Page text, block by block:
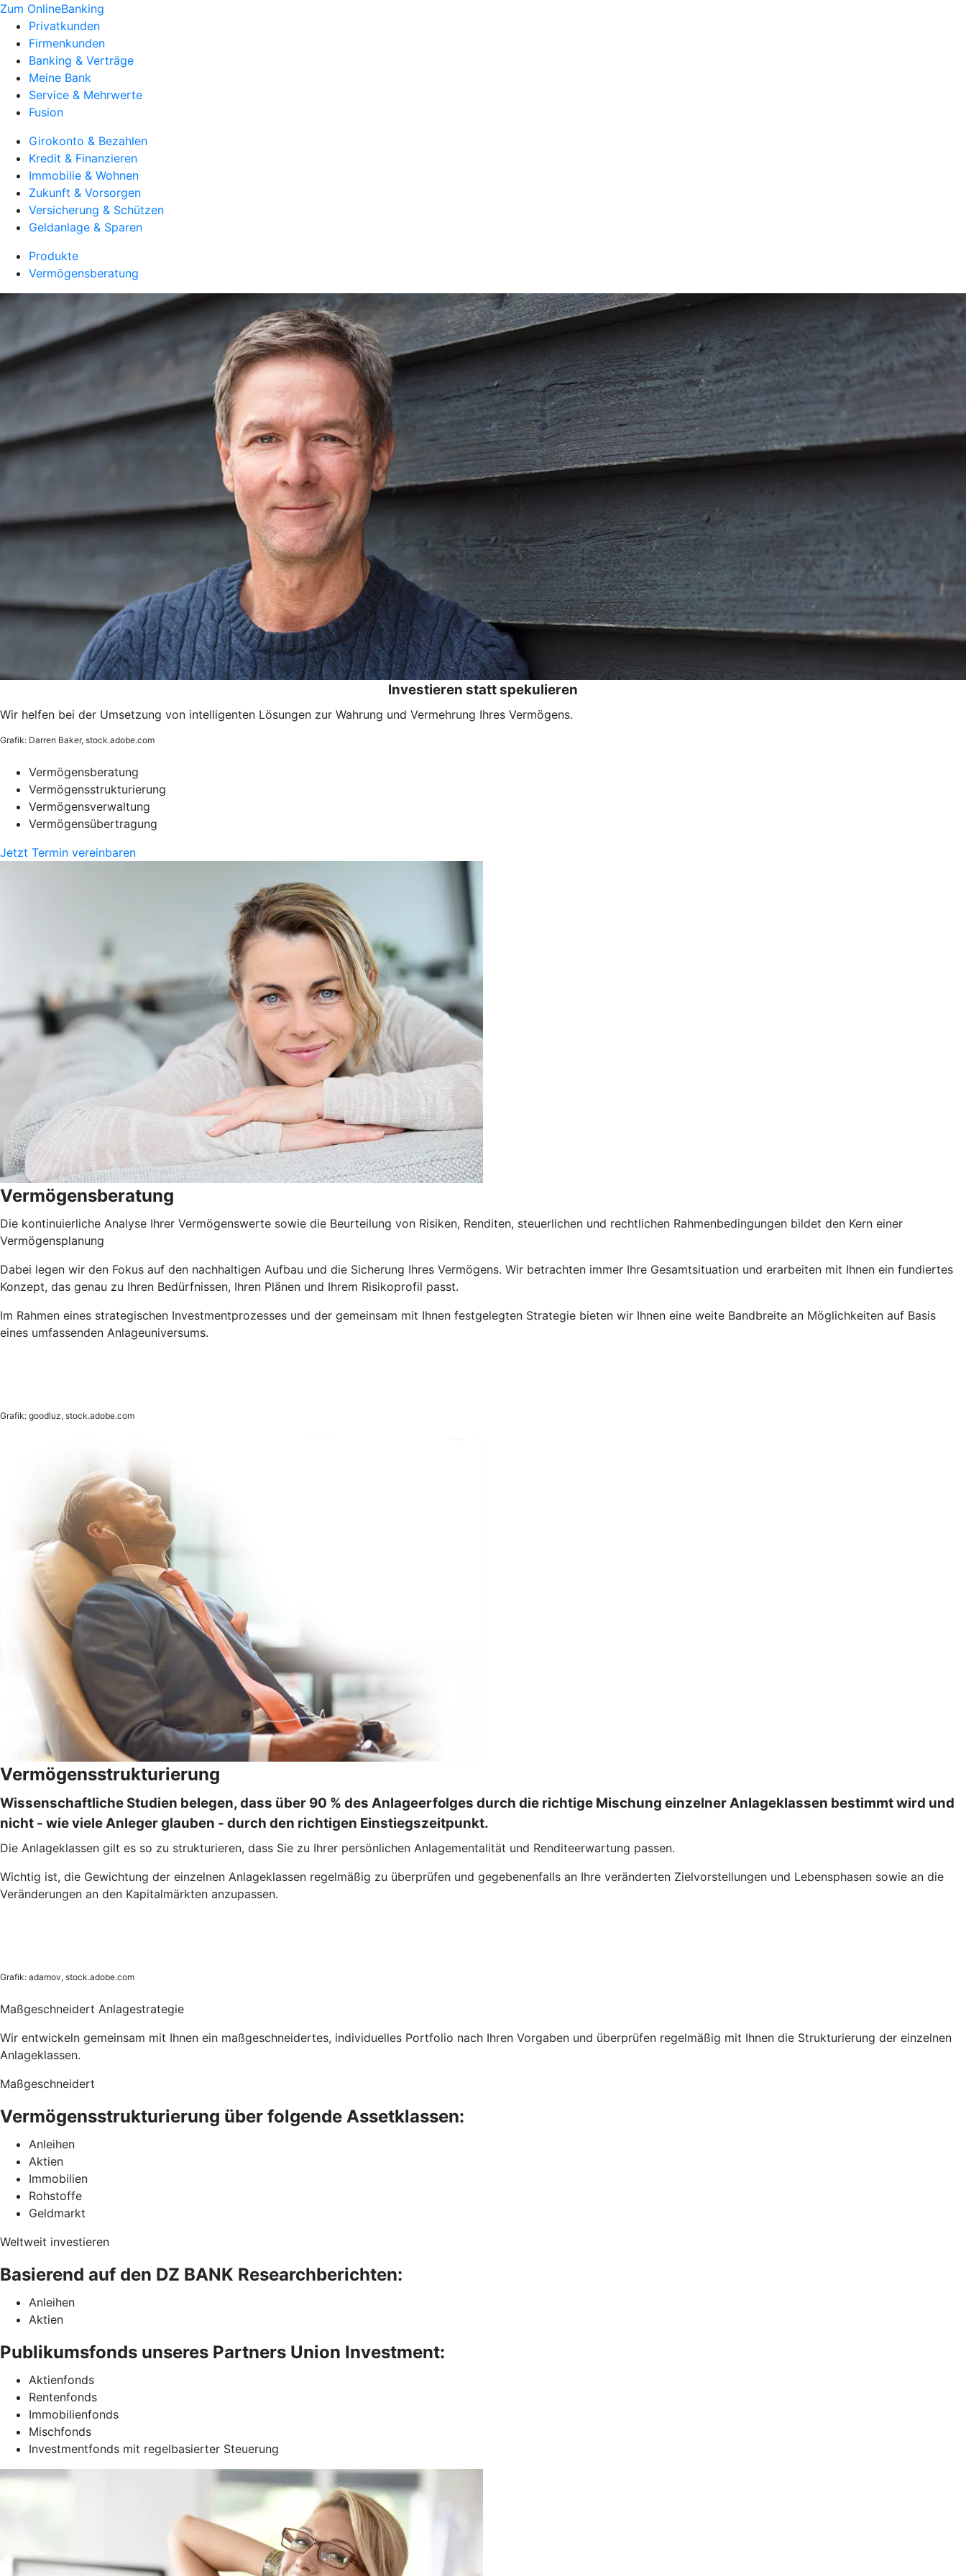
Zum OnlineBanking
Privatkunden
Firmenkunden
Banking & Verträge
Meine Bank
Service & Mehrwerte
Fusion
Girokonto & Bezahlen
Kredit & Finanzieren
Immobilie & Wohnen
Zukunft & Vorsorgen
Versicherung & Schützen
Geldanlage & Sparen
Produkte
Vermögensberatung
Investieren statt spekulieren
Wir helfen bei der Umsetzung von intelligenten Lösungen zur Wahrung und Vermehrung Ihres Vermögens.
Grafik: Darren Baker, stock.adobe.com
Vermögensberatung
Vermögensstrukturierung
Vermögensverwaltung
Vermögensübertragung
Jetzt Termin vereinbaren
Vermögensberatung
Die kontinuierliche Analyse Ihrer Vermögenswerte sowie die Beurteilung von Risiken, Renditen, steuerlichen und rechtlichen Rahmenbedingungen bildet den Kern einer
Vermögensplanung
Dabei legen wir den Fokus auf den nachhaltigen Aufbau und die Sicherung Ihres Vermögens. Wir betrachten immer Ihre Gesamtsituation und erarbeiten mit Ihnen ein fundiertes
Konzept, das genau zu Ihren Bedürfnissen, Ihren Plänen und Ihrem Risikoprofil passt.
Im Rahmen eines strategischen Investmentprozesses und der gemeinsam mit Ihnen festgelegten Strategie bieten wir Ihnen eine weite Bandbreite an Möglichkeiten auf Basis
eines umfassenden Anlageuniversums.
Grafik: goodluz, stock.adobe.com
Vermögensstrukturierung
Wissenschaftliche Studien belegen, dass über 90 % des Anlageerfolges durch die richtige Mischung einzelner Anlageklassen bestimmt wird und
nicht - wie viele Anleger glauben - durch den richtigen Einstiegszeitpunkt.
Die Anlageklassen gilt es so zu strukturieren, dass Sie zu Ihrer persönlichen Anlagementalität und Renditeerwartung passen.
Wichtig ist, die Gewichtung der einzelnen Anlageklassen regelmäßig zu überprüfen und gegebenenfalls an Ihre veränderten Zielvorstellungen und Lebensphasen sowie an die
Veränderungen an den Kapitalmärkten anzupassen.
Grafik: adamov, stock.adobe.com
Maßgeschneidert Anlagestrategie
Wir entwickeln gemeinsam mit Ihnen ein maßgeschneidertes, individuelles Portfolio nach Ihren Vorgaben und überprüfen regelmäßig mit Ihnen die Strukturierung der einzelnen
Anlageklassen.
Maßgeschneidert
Vermögensstrukturierung über folgende Assetklassen:
Anleihen
Aktien
Immobilien
Rohstoffe
Geldmarkt
Weltweit investieren
Basierend auf den DZ BANK Researchberichten:
Anleihen
Aktien
Publikumsfonds unseres Partners Union Investment:
Aktienfonds
Rentenfonds
Immobilienfonds
Mischfonds
Investmentfonds mit regelbasierter Steuerung